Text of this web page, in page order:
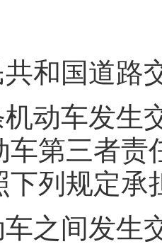
共和国道路
动车发生
车第三者
下列规定承
车之间发